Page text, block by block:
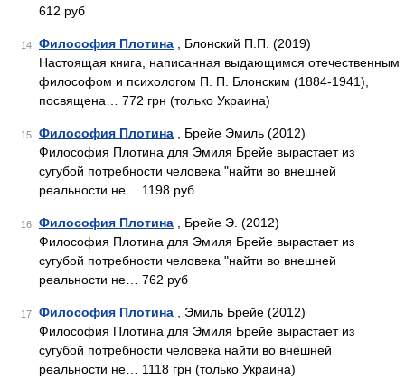
612 руб
14 Философия Плотина , Блонский П.П. (2019)
Настоящая книга, написанная выдающимся отечественным
философом и психологом П. П. Блонским (1884-1941),
посвящена… 772 грн (только Украина)
15 Философия Плотина , Брейе Эмиль (2012)
Философия Плотина для Эмиля Брейе вырастает из
сугубой потребности человека "найти во внешней
реальности не… 1198 руб
16 Философия Плотина , Брейе Э. (2012)
Философия Плотина для Эмиля Брейе вырастает из
сугубой потребности человека "найти во внешней
реальности не… 762 руб
17 Философия Плотина , Эмиль Брейе (2012)
Философия Плотина для Эмиля Брейе вырастает из
сугубой потребности человека найти во внешней
реальности не… 1118 грн (только Украина)